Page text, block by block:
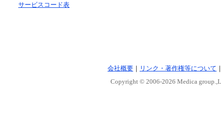
サービスコード表
会社概要 ｜ リンク・著作権等について
Copyright © 2006-2026 Medica